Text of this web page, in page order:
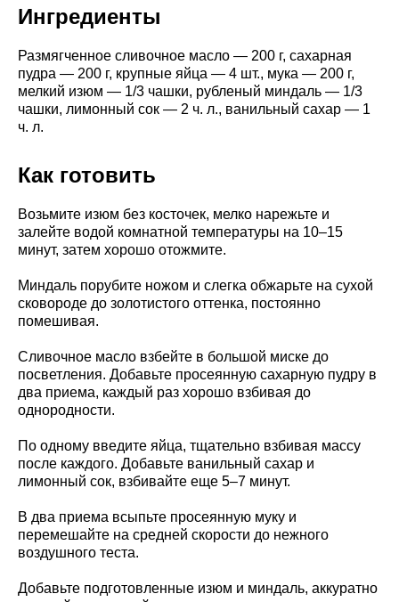
Ингредиенты
Размягченное сливочное масло — 200 г, сахарная
пудра — 200 г, крупные яйца — 4 шт., мука — 200 г,
мелкий изюм — 1/3 чашки, рубленый миндаль — 1/3
чашки, лимонный сок — 2 ч. л., ванильный сахар — 1
ч. л.
Как готовить
Возьмите изюм без косточек, мелко нарежьте и
залейте водой комнатной температуры на 10–15
минут, затем хорошо отожмите.
Миндаль порубите ножом и слегка обжарьте на сухой
сковороде до золотистого оттенка, постоянно
помешивая.
Сливочное масло взбейте в большой миске до
посветления. Добавьте просеянную сахарную пудру в
два приема, каждый раз хорошо взбивая до
однородности.
По одному введите яйца, тщательно взбивая массу
после каждого. Добавьте ванильный сахар и
лимонный сок, взбивайте еще 5–7 минут.
В два приема всыпьте просеянную муку и
перемешайте на средней скорости до нежного
воздушного теста.
Добавьте подготовленные изюм и миндаль, аккуратно